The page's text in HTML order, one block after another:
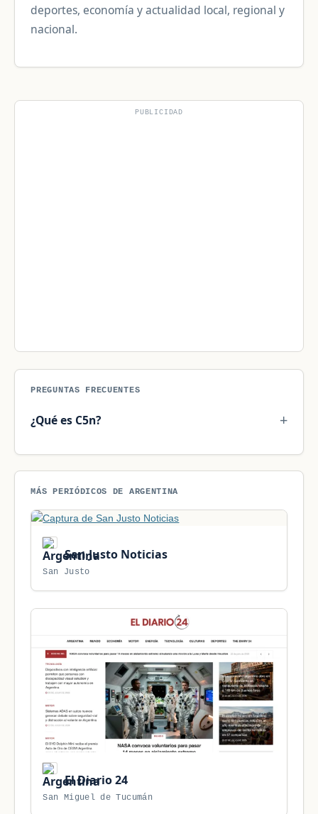
deportes, economía y actualidad local, regional y
nacional.
PUBLICIDAD
PREGUNTAS FRECUENTES
¿Qué es C5n?
MÁS PERIÓDICOS DE ARGENTINA
San Justo Noticias
San Justo
El Diario 24
San Miguel de Tucumán